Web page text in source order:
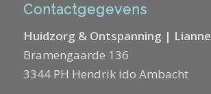
Contactgegevens
Huidzorg & Ontspanning | Lianne
Bramengaarde 136
3344 PH Hendrik ido Ambacht